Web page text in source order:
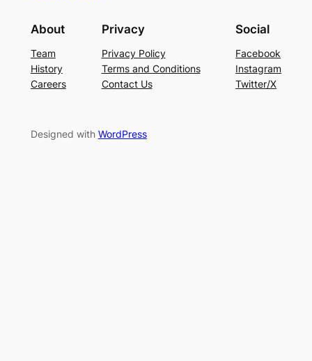
About
Team
History
Careers
Privacy
Privacy Policy
Terms and Conditions
Contact Us
Social
Facebook
Instagram
Twitter/X
Designed with WordPress